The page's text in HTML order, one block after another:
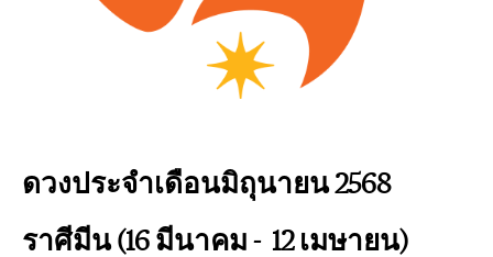
ดวงประจำเดือนมิถุนายน 2568
ราศีมีน (16 มีนาคม - 12 เมษายน)